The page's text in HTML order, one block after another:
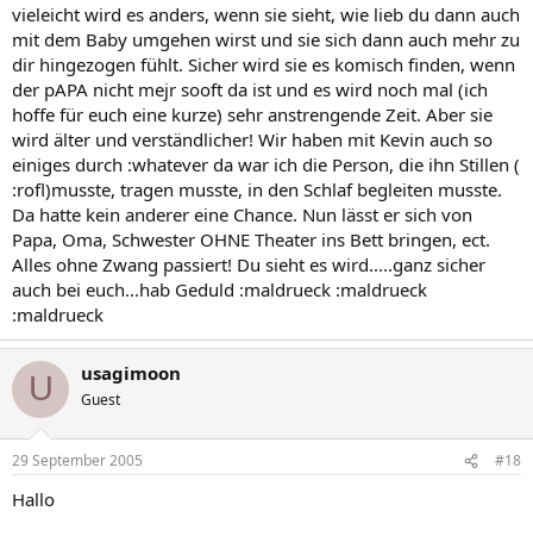
vieleicht wird es anders, wenn sie sieht, wie lieb du dann auch
mit dem Baby umgehen wirst und sie sich dann auch mehr zu
dir hingezogen fühlt. Sicher wird sie es komisch finden, wenn
der pAPA nicht mejr sooft da ist und es wird noch mal (ich
hoffe für euch eine kurze) sehr anstrengende Zeit. Aber sie
wird älter und verständlicher! Wir haben mit Kevin auch so
einiges durch :whatever da war ich die Person, die ihn Stillen (
:rofl)musste, tragen musste, in den Schlaf begleiten musste.
Da hatte kein anderer eine Chance. Nun lässt er sich von
Papa, Oma, Schwester OHNE Theater ins Bett bringen, ect.
Alles ohne Zwang passiert! Du sieht es wird.....ganz sicher
auch bei euch...hab Geduld :maldrueck :maldrueck
:maldrueck
U usagimoon
Guest
29 September 2005 #18
Hallo